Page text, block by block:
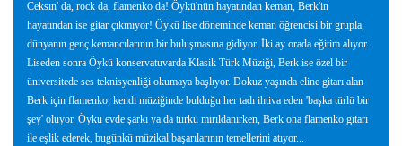
Ceksın' da, rock da, flamenko da! Öykü'nün hayatından keman, Berk'in
hayatından ise gitar çıkmıyor! Öykü lise döneminde keman öğrencisi bir grupla,
dünyanın genç kemancılarının bir buluşmasına gidiyor. İki ay orada eğitim alıyor.
Liseden sonra Öykü konservatuvarda Klasik Türk Müziği, Berk ise özel bir
üniversitede ses teknisyenliği okumaya başlıyor. Dokuz yaşında eline gitarı alan
Berk için flamenko; kendi müziğinde bulduğu her tadı ihtiva eden 'başka türlü bir
şey' oluyor. Öykü evde şarkı ya da türkü mırıldanırken, Berk ona flamenko gitarı
ile eşlik ederek, bugünkü müzikal başarılarının temellerini atıyor...